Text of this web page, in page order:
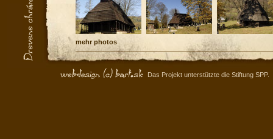
mehr photos
Das Projekt unterstützte die Stiftung SPP.